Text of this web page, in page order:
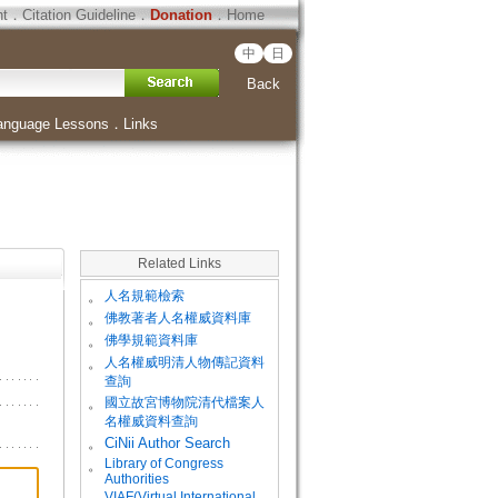
．Citation Guideline．Donation．Home
中 日
Back
Lessons ． Links
Related Links
。 人名規範檢索
。 佛教著者人名權威資料庫
。 佛學規範資料庫
。
人名權威明清人物傳記資料
查詢
。
國立故宮博物院清代檔案人
名權威資料查詢
。
CiNii Author Search
。
Library of Congress
Authorities